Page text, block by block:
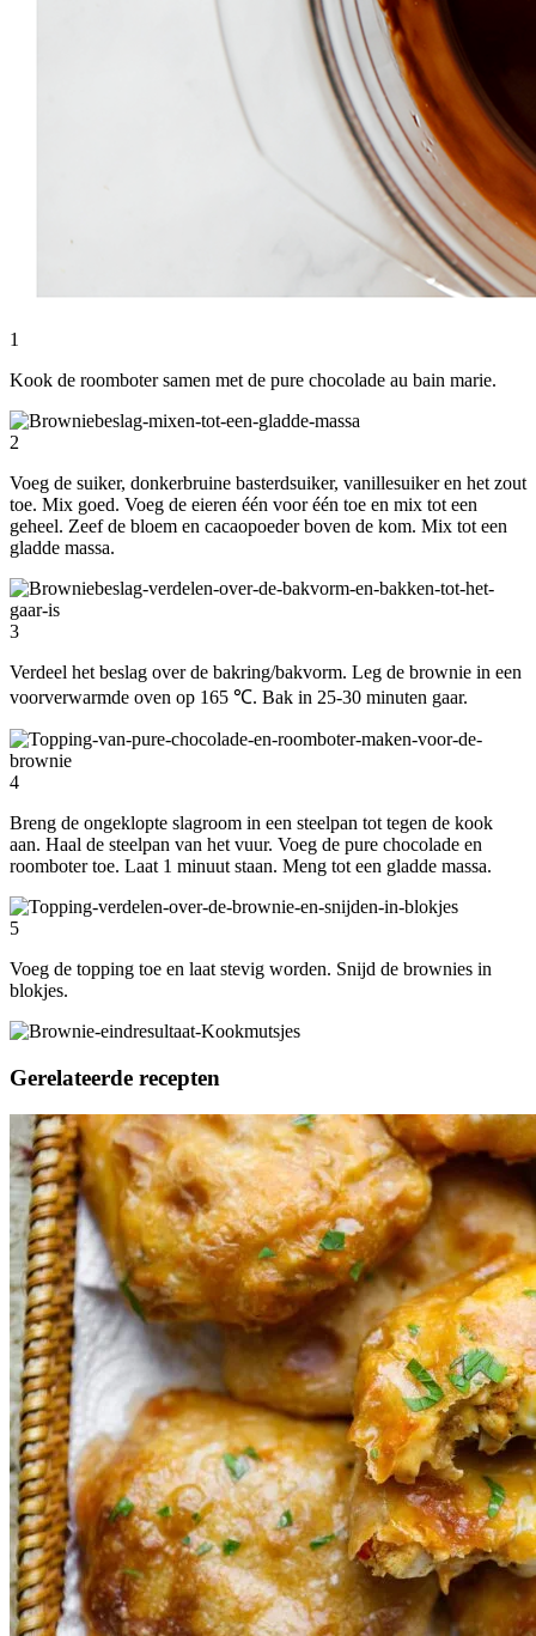
1
Kook de roomboter samen met de pure chocolade au bain marie.
2
Voeg de suiker, donkerbruine basterdsuiker, vanillesuiker en het zout
toe. Mix goed. Voeg de eieren één voor één toe en mix tot een
geheel. Zeef de bloem en cacaopoeder boven de kom. Mix tot een
gladde massa.
3
Verdeel het beslag over de bakring/bakvorm. Leg de brownie in een
voorverwarmde oven op 165 ℃. Bak in 25-30 minuten gaar.
4
Breng de ongeklopte slagroom in een steelpan tot tegen de kook
aan. Haal de steelpan van het vuur. Voeg de pure chocolade en
roomboter toe. Laat 1 minuut staan. Meng tot een gladde massa.
5
Voeg de topping toe en laat stevig worden. Snijd de brownies in
blokjes.
Gerelateerde recepten